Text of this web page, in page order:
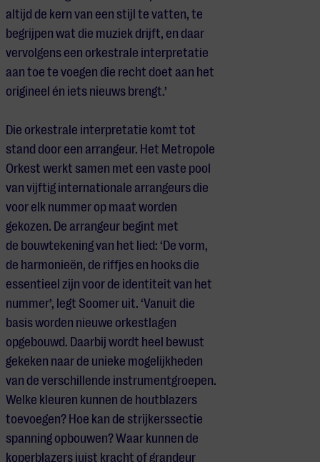
altijd de kern van een stijl te vatten, te
begrijpen wat die muziek drijft, en daar
vervolgens een orkestrale interpretatie
aan toe te voegen die recht doet aan het
origineel én iets nieuws brengt.’
Die orkestrale interpretatie komt tot
stand door een arrangeur. Het Metropole
Orkest werkt samen met een vaste pool
van vijftig internationale arrangeurs die
voor elk nummer op maat worden
gekozen. De arrangeur begint met
de bouwtekeningvan het lied: ‘De vorm,
de harmonieën, de riffjes en hooks die
essentieel zijn voor de identiteit van het
nummer’, legt Soomer uit. ‘Vanuit die
basis worden nieuwe orkestlagen
opgebouwd. Daarbij wordt heel bewust
gekeken naar de unieke mogelijkheden
van de verschillende instrumentgroepen.
Welke kleuren kunnen de houtblazers
toevoegen? Hoe kan de strijkerssectie
spanning opbouwen? Waar kunnen de
koperblazers juist kracht of grandeur